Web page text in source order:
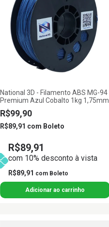
National 3D - Filamento ABS MG-94
Premium Azul Cobalto 1kg 1,75mm
R$99,90
R$89,91 com Boleto
R$89,91
com 10% desconto à vista
R$89,91 com Boleto